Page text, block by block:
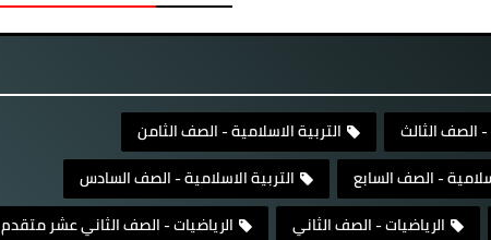
- الصف الثالث
التربية الاسلامية - الصف الثامن
- الصف السابع
التربية الاسلامية - الصف السادس
الرياضيات - الصف الثاني
الرياضيات - الصف الثاني عشر متقدم